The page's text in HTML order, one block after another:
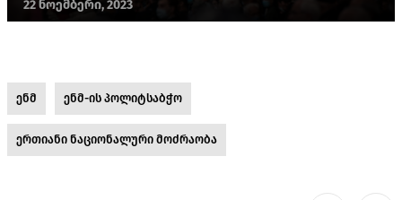
22 ნოემბერი, 2023
ენმ ენმ-ის პოლიტსაბჭო
ერთიანი ნაციონალური მოძრაობა